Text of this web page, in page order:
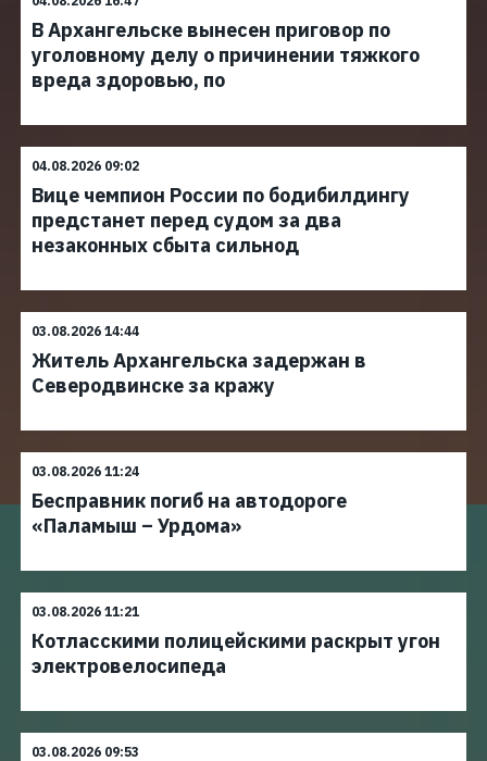
В Архангельске вынесен приговор по
уголовному делу о причинении тяжкого
вреда здоровью, по
04.08.2026 09:02
Вице чемпион России по бодибилдингу
предстанет перед судом за два
незаконных сбыта сильнод
03.08.2026 14:44
Житель Архангельска задержан в
Северодвинске за кражу
03.08.2026 11:24
Бесправник погиб на автодороге
«Паламыш – Урдома»
03.08.2026 11:21
Котласскими полицейскими раскрыт угон
электровелосипеда
03.08.2026 09:53